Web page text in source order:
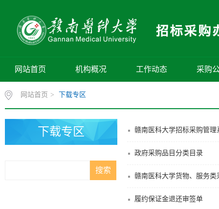
网站首页 机构概况 工作动态 采购
网站首页 > 下载专区
下载专区 赣南医科大学招标采购管理
政府采购品目分类目录
赣南医科大学货物、服务类
履约保证金退还审签单